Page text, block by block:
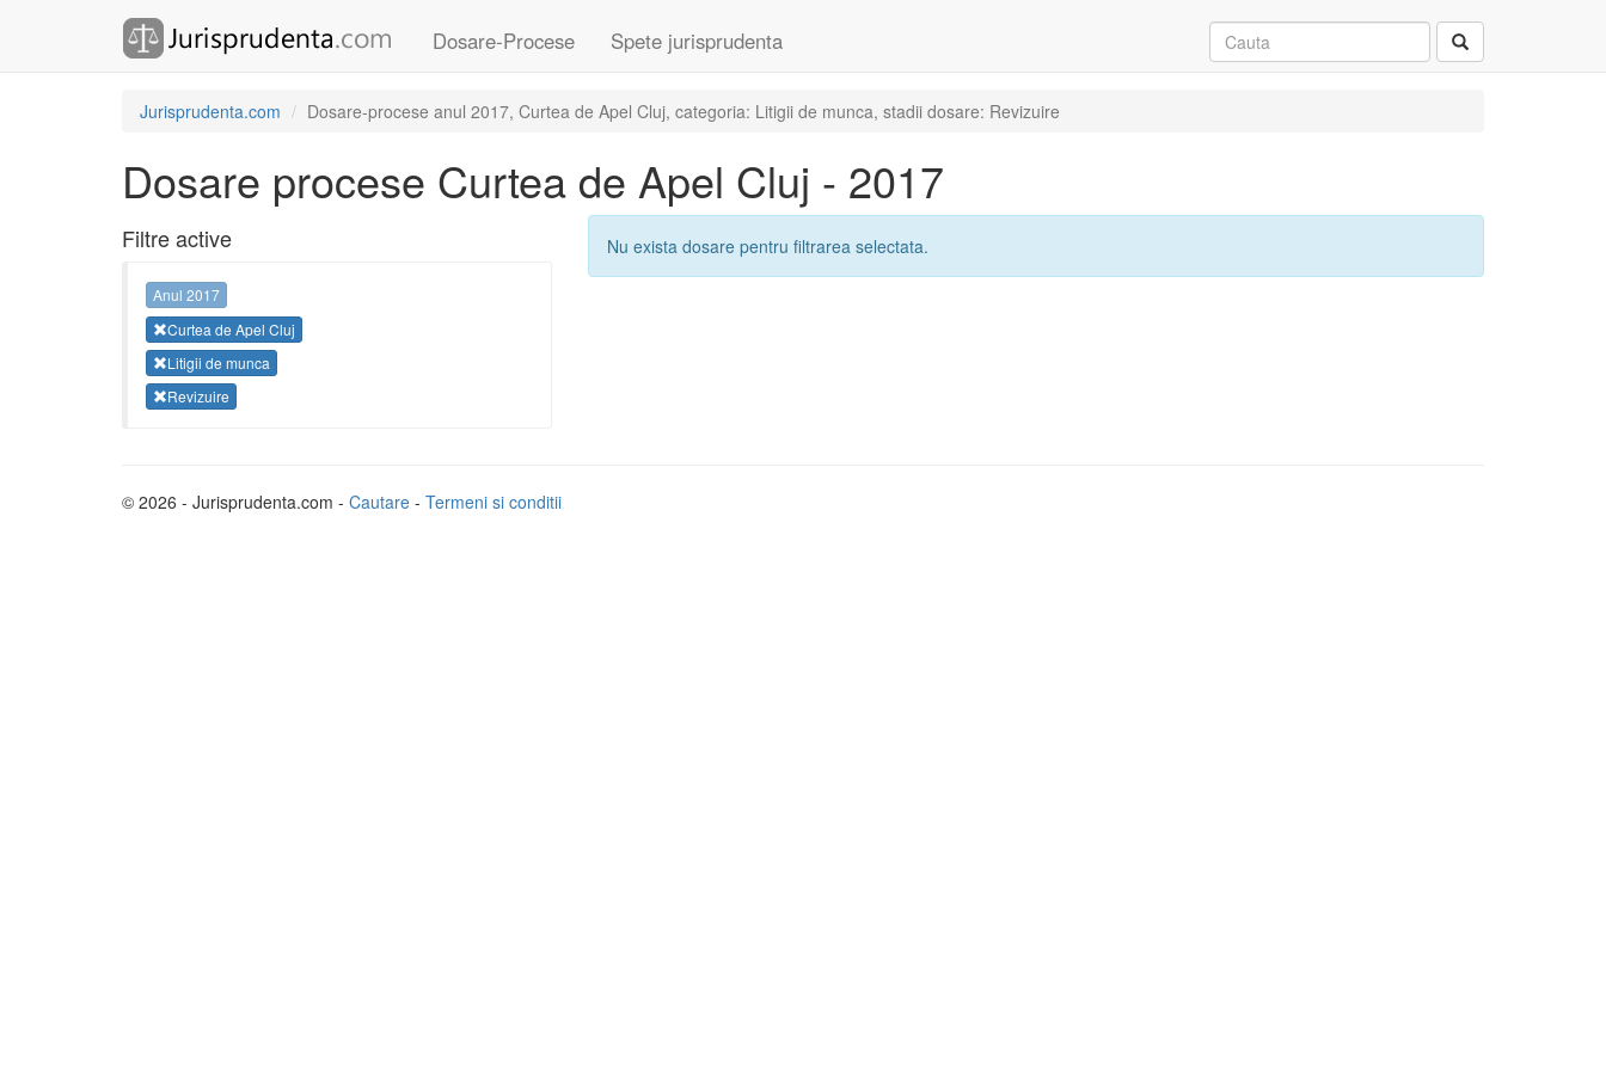
Dosare-Procese Spete jurisprudenta
Jurisprudenta.com Dosare-procese anul 2017, Curtea de Apel Cluj, categoria: Litigii de munca, stadii dosare: Revizuire
Dosare procese Curtea de Apel Cluj - 2017
Filtre active
Anul 2017
Curtea de Apel Cluj
Litigii de munca
Revizuire
Nu exista dosare pentru filtrarea selectata.
© 2026 - Jurisprudenta.com - Cautare - Termeni si conditii